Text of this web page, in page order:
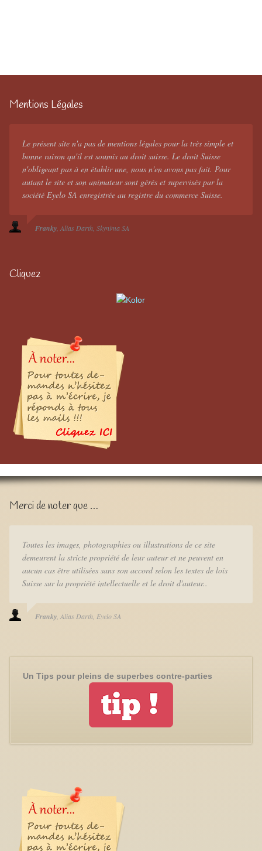
Mentions Légales
Le présent site n'a pas de mentions légales pour la très simple et
bonne raison qu'il est soumis au droit suisse. Le droit Suisse
n'obligeant pas à en établir une, nous n'en avons pas fait. Pour
autant le site et son animateur sont gérés et supervisés par la
société Eyelo SA enregistrée au registre du commerce Suisse.
Franky Alias Darth Skynima SA
Cliquez
Merci de noter que …
Toutes les images, photographies ou illustrations de ce site
demeurent la stricte propriété de leur auteur et ne peuvent en
aucun cas être utilisées sans son accord selon les textes de lois
Suisse sur la propriété intellectuelle et le droit d'auteur..
Franky Alias Darth Eyelo SA
Un Tips pour pleins de superbes contre-parties